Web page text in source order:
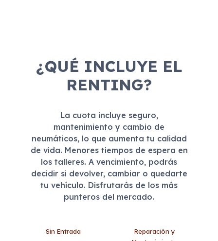
¿QUÉ INCLUYE EL
RENTING?
La cuota incluye seguro,
mantenimiento y cambio de
neumáticos, lo que aumenta tu calidad
de vida. Menores tiempos de espera en
los talleres. A vencimiento, podrás
decidir si devolver, cambiar o quedarte
tu vehículo. Disfrutarás de los más
punteros del mercado.
Sin Entrada
Reparación y